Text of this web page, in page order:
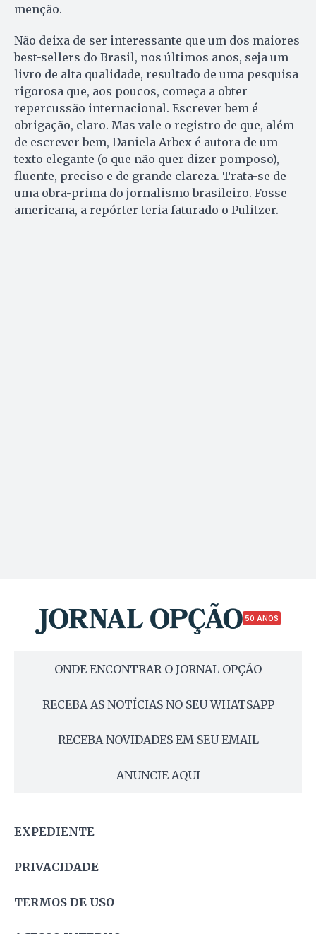
menção.
Não deixa de ser interessante que um dos maiores
best-sellers do Brasil, nos últimos anos, seja um
livro de alta qualidade, resultado de uma pesquisa
rigorosa que, aos poucos, começa a obter
repercussão internacional. Escrever bem é
obrigação, claro. Mas vale o registro de que, além
de escrever bem, Daniela Arbex é autora de um
texto elegante (o que não quer dizer pomposo),
fluente, preciso e de grande clareza. Trata-se de
uma obra-prima do jornalismo brasileiro. Fosse
americana, a repórter teria faturado o Pulitzer.
50 ANOS
ONDE ENCONTRAR O JORNAL OPÇÃO
RECEBA AS NOTÍCIAS NO SEU WHATSAPP
RECEBA NOVIDADES EM SEU EMAIL
ANUNCIE AQUI
EXPEDIENTE
PRIVACIDADE
TERMOS DE USO